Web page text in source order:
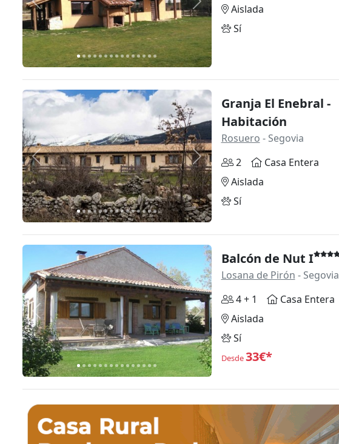
Anterior SiguienteAislada
Sí
Anterior Siguiente
Granja El Enebral -
Habitación
Rosuero - Segovia
2
Casa Entera
Aislada
Sí
Anterior Siguiente
Balcón de Nut I
Losana de Pirón - Segovia
4 + 1
Casa Entera
Aislada
Sí
Desde33€*